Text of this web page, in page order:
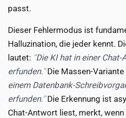
passt.
Dieser Fehlermodus ist
Halluzination, die jeder kennt.
lautet: Die KI hat in einer
erfunden. Die Massen-Variante
einem Datenbank-
erfunden. Die Erkennung ist
Chat-Antwort liest, merkt,